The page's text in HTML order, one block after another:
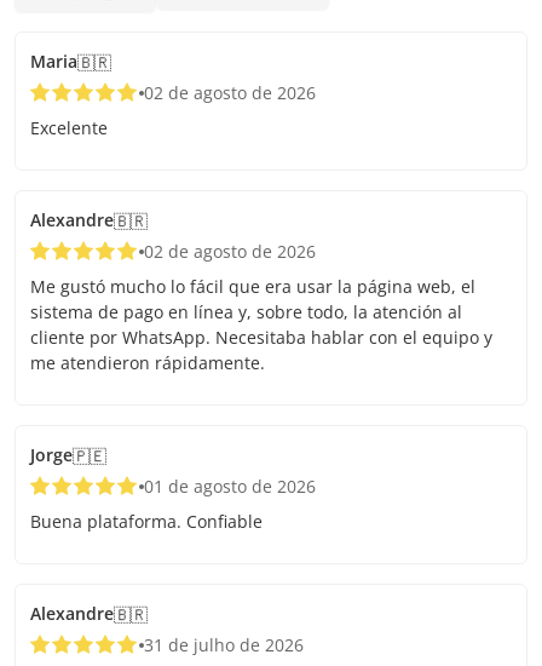
Maria🇧🇷
02 de agosto de 2026
Excelente
Alexandre🇧🇷
02 de agosto de 2026
Me gustó mucho lo fácil que era usar la página web, el
sistema de pago en línea y, sobre todo, la atención al
cliente por WhatsApp. Necesitaba hablar con el equipo y
me atendieron rápidamente.
Jorge🇵🇪
01 de agosto de 2026
Buena plataforma. Confiable
Alexandre🇧🇷
31 de julho de 2026